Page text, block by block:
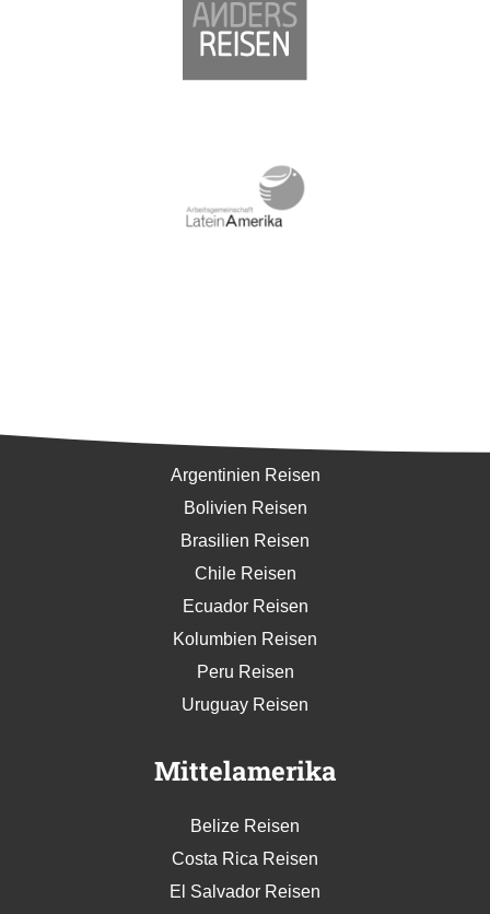
Argentinien Reisen
Bolivien Reisen
Brasilien Reisen
Chile Reisen
Ecuador Reisen
Kolumbien Reisen
Peru Reisen
Uruguay Reisen
Mittelamerika
Belize Reisen
Costa Rica Reisen
El Salvador Reisen